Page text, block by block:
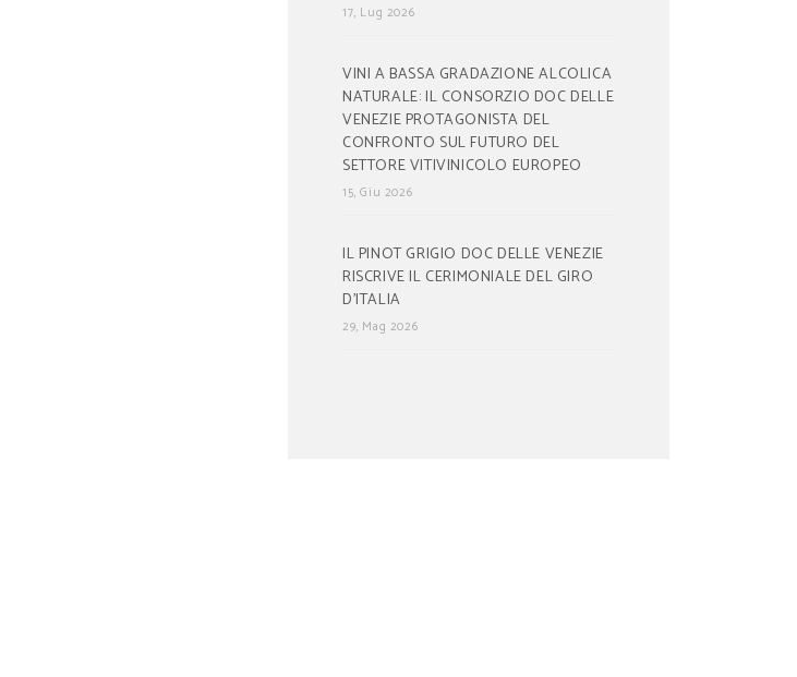
17, Lug 2026
VINI A BASSA GRADAZIONE ALCOLICA
NATURALE: IL CONSORZIO DOC DELLE
VENEZIE PROTAGONISTA DEL
CONFRONTO SUL FUTURO DEL
SETTORE VITIVINICOLO EUROPEO
15, Giu 2026
IL PINOT GRIGIO DOC DELLE VENEZIE
RISCRIVE IL CERIMONIALE DEL GIRO
D’ITALIA
29, Mag 2026